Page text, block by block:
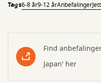
Tags6-8 år9-12 årAnbefalinger
Find
Japan' her